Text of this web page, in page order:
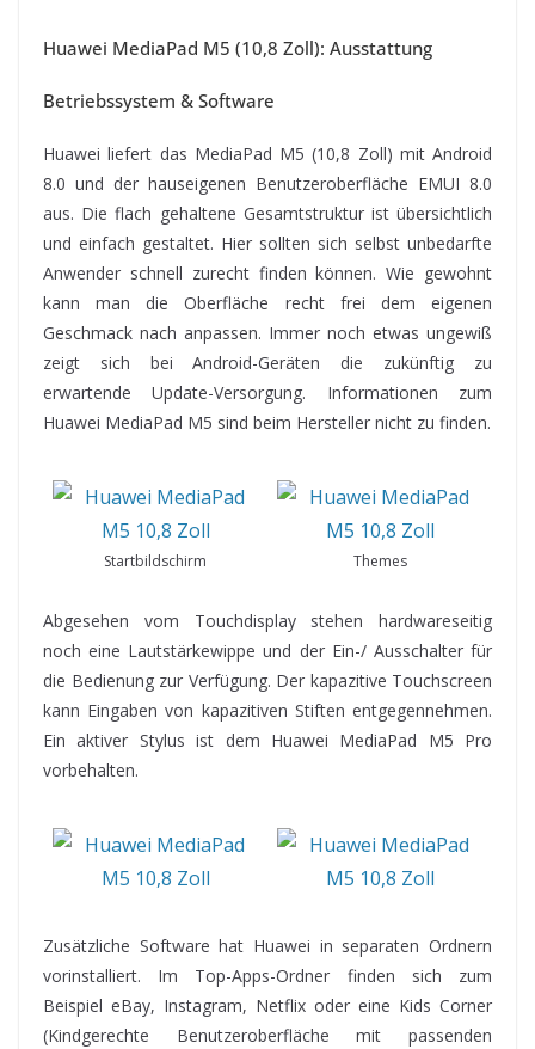
Huawei MediaPad M5 (10,8 Zoll): Ausstattung
Betriebssystem & Software
Huawei liefert das MediaPad M5 (10,8 Zoll) mit Android
8.0 und der hauseigenen Benutzeroberfläche EMUI 8.0
aus. Die flach gehaltene Gesamtstruktur ist übersichtlich
und einfach gestaltet. Hier sollten sich selbst unbedarfte
Anwender schnell zurecht finden können. Wie gewohnt
kann man die Oberfläche recht frei dem eigenen
Geschmack nach anpassen. Immer noch etwas ungewiß
zeigt sich bei Android-Geräten die zukünftig zu
erwartende Update-Versorgung. Informationen zum
Huawei MediaPad M5 sind beim Hersteller nicht zu finden.
Startbildschirm Themes
Abgesehen vom Touchdisplay stehen hardwareseitig
noch eine Lautstärkewippe und der Ein-/ Ausschalter für
die Bedienung zur Verfügung. Der kapazitive Touchscreen
kann Eingaben von kapazitiven Stiften entgegennehmen.
Ein aktiver Stylus ist dem Huawei MediaPad M5 Pro
vorbehalten.
Zusätzliche Software hat Huawei in separaten Ordnern
vorinstalliert. Im Top-Apps-Ordner finden sich zum
Beispiel eBay, Instagram, Netflix oder eine Kids Corner
(Kindgerechte Benutzeroberfläche mit passenden